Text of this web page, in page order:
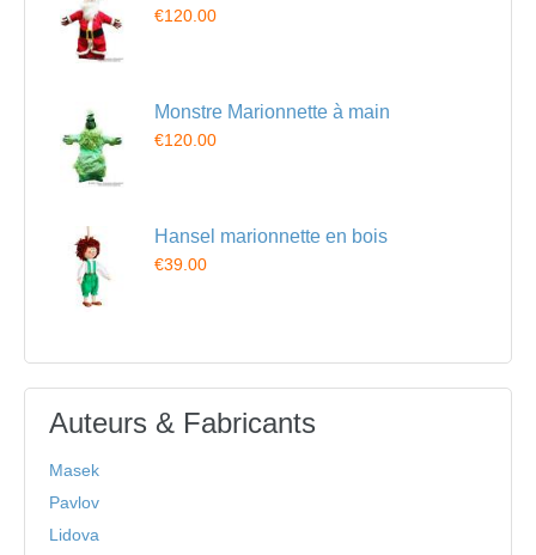
€120.00
Monstre Marionnette à main
€120.00
Hansel marionnette en bois
€39.00
Auteurs & Fabricants
Masek
Pavlov
Lidova